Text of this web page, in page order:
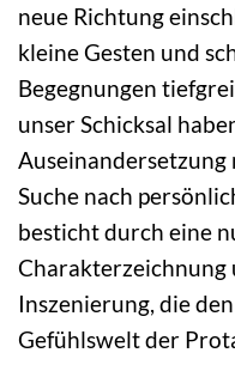
neue Richtung
kleine Gesten und
Begegnungen
unser Schicksal
Auseinandersetzung
Suche nach
besticht durch eine
Charakterzeichnung
Inszenierung, die
Gefühlswelt der